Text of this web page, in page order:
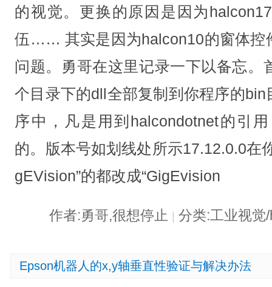
的视觉。更换的原因是因为
伍…… 其实是因为halcon10的窗体控
问题。勇哥在这里记录一下以备忘。
个目录下的dll全部复制到你程序的
序中，凡是用到halcondotnet的引
的。版本号如划线处所示17.12.0.0在
gEVision”的都改成“GigEvision
作者:勇哥,很想停止 | 分类:工业视
Epson机器人的x,y轴垂直性验证与解决办法